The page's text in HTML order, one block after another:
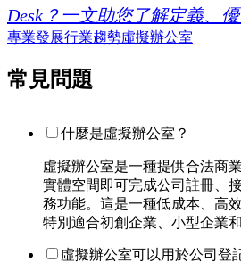
Desk？一文助您了解定義、
專業發展行業趨勢虛擬辦公室
常見問題
什麼是虛擬辦公室？
虛擬辦公室是一種提供合法商
實體空間即可完成公司註冊、
務功能。這是一種低成本、高
特別適合初創企業、小型企業
虛擬辦公室可以用於公司登